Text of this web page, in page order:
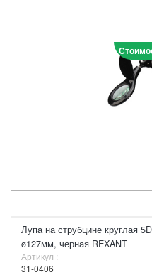
Лупа на струбцине круглая
ø127мм, черная REXANT
Артикул :
31-0406